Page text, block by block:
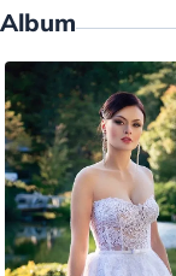
Album